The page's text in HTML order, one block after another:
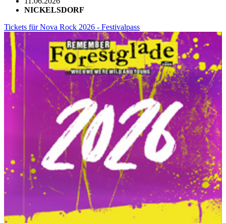
NICKELSDORF
Tickets für Nova Rock 2026 - Festivalpass